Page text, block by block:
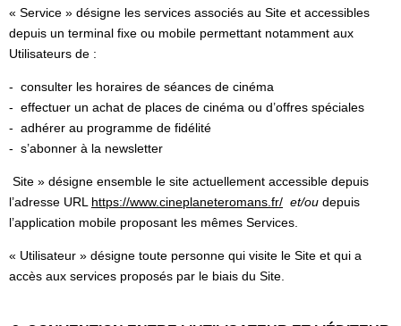
« Service » désigne les services associés au Site et accessibles
depuis un terminal fixe ou mobile permettant notamment aux
Utilisateurs de :
- consulter les horaires de séances de cinéma
- effectuer un achat de places de cinéma ou d’offres spéciales
- adhérer au programme de fidélité
- s’abonner à la newsletter
Site » désigne ensemble le site actuellement accessible depuis
l’adresse URL https://www.cineplaneteromans.fr/ et/ou depuis
l’application mobile proposant les mêmes Services.
« Utilisateur » désigne toute personne qui visite le Site et qui a
accès aux services proposés par le biais du Site.